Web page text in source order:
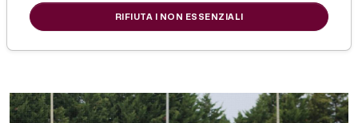
di Redazione Picenotime
RIFIUTA I NON ESSENZIALI